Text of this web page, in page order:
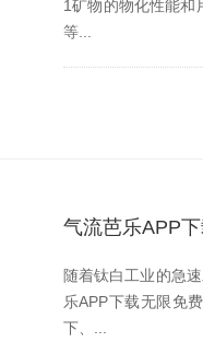
1矿物的物化性能和用
等...
气流芭乐APP
随着钛白工业的急速
乐APP下载无限免费
下、...